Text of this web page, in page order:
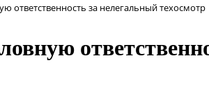
ответственность за нелегальный техосмотр